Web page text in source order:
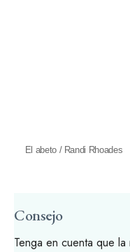
El abeto / Randi Rhoades
Consejo
Tenga en cuenta que